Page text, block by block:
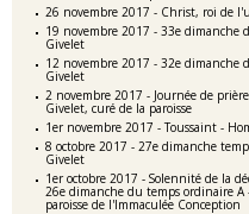
26 novembre 2017 - Christ, roi de
19 novembre 2017 - 33e dimanche
Givelet
12 novembre 2017 - 32e dimanche
Givelet
2 novembre 2017 - Journée de
Givelet, curé de la paroisse
1er novembre 2017 - Toussaint -
8 octobre 2017 - 27e dimanche
Givelet
1er octobre 2017 - Solennité de la
26e dimanche du temps ordinaire
paroisse de l'Immaculée Conception